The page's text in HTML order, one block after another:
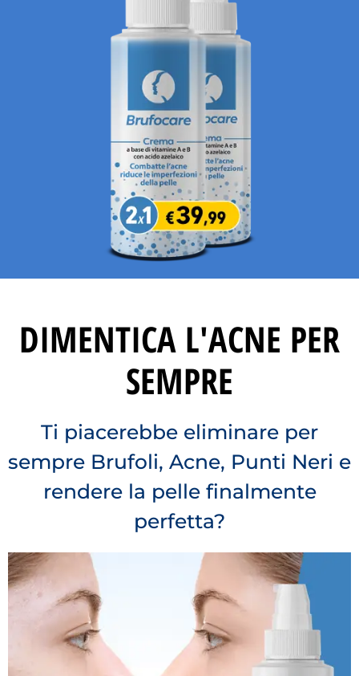
DIMENTICA L'ACNE PER
SEMPRE
Ti piacerebbe eliminare per
sempre Brufoli, Acne, Punti Neri e
rendere la pelle finalmente
perfetta?